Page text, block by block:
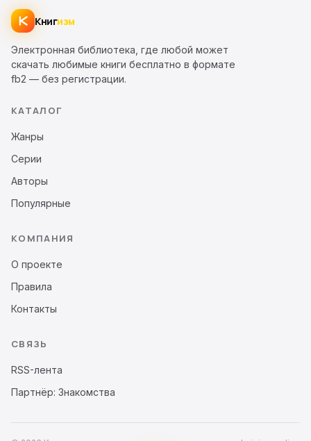
Книгизм
Электронная библиотека, где любой может
скачать любимые книги бесплатно в формате
fb2 — без регистрации.
КАТАЛОГ
Жанры
Серии
Авторы
Популярные
КОМПАНИЯ
О проекте
Правила
Контакты
СВЯЗЬ
RSS-лента
Партнёр: Знакомства